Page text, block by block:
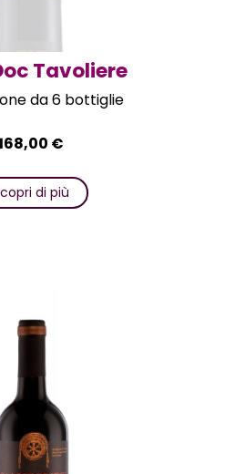
Tavoliere
da 6 bottiglie
€
di più